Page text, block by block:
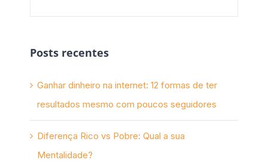
Posts recentes
Ganhar dinheiro na internet: 12 formas de ter
resultados mesmo com poucos seguidores
Diferença Rico vs Pobre: Qual a sua
Mentalidade?